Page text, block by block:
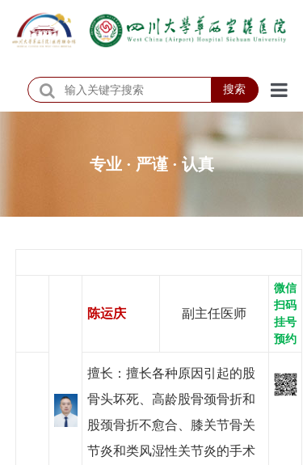
搜索
院务公开
专业 · 严谨 · 认真
陈运庆 副主任医师
微信
扫码
挂号
预约
擅长：擅长各种原因引起的股
骨头坏死、高龄股骨颈骨折和
股颈骨折不愈合、膝关节骨关
节炎和类风湿性关节炎的手术